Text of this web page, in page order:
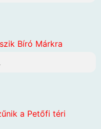
Bíró Márkra
a Petőfi téri